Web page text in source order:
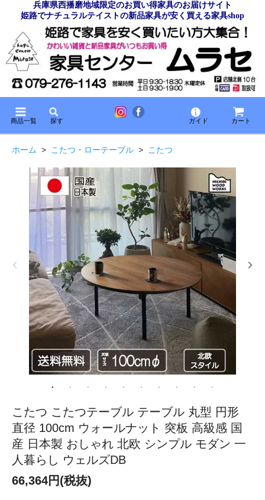
兵庫県西播磨地域限定のお買い得家具のお届けサイト
姫路でナチュラルテイストの新品家具が安く買える家具shop
商品一覧 探す ガイド カート
ホーム > こたつ・ローテーブル > こたつ
こたつ こたつテーブル テーブル 丸型 円形
直径 100cm ウォールナット 突板 高級感 国
産 日本製 おしゃれ 北欧 シンプル モダン 一
人暮らし ウェルズDB
66,364円(税抜)